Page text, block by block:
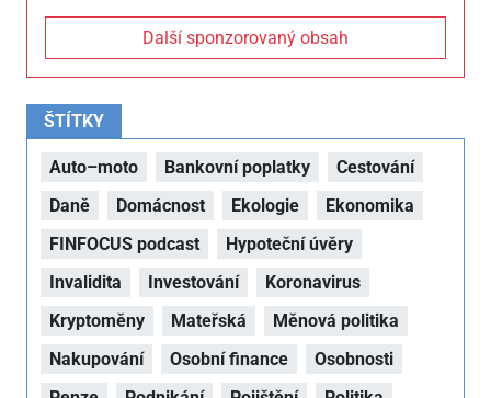
Další sponzorovaný obsah
ŠTÍTKY
Auto–moto Bankovní poplatky
Cestování
Daně
Domácnost Ekologie
Ekonomika
FINFOCUS podcast
Hypoteční úvěry
Invalidita
Investování
Koronavirus
Kryptoměny
Mateřská
Měnová politika
Nakupování
Osobní finance
Osobnosti